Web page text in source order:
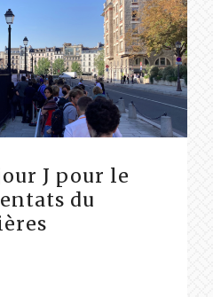
J pour le
du